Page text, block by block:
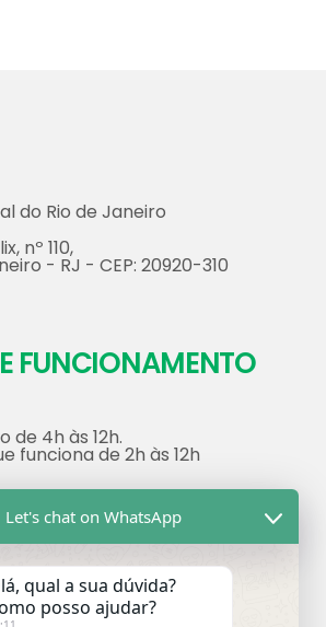
do Rio de Janeiro
nº 110,
- RJ - CEP: 20920-310
FUNCIONAMENTO
de 4h às 12h.
funciona de 2h às 12h
às 17h
Let's chat on WhatsApp
qual a sua dúvida?
posso ajudar?